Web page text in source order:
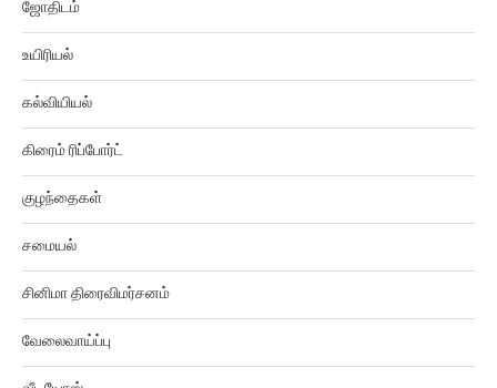
உயிரியல்
கல்வியியல்
கிரைம் ரிப்போர்ட்
குழந்தைகள்
சமையல்
சினிமா திரைவிமர்சனம்
வேலைவாய்ப்பு
வீடியோஸ்